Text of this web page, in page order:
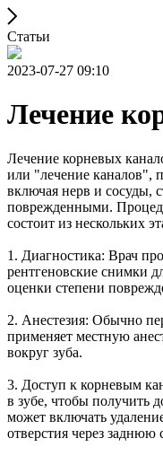
Статьи
2023-07-27 09:10
Лечение
Лечение корневых
или "лечение каналов",
включая нерв и сосуды,
поврежденными.
состоит из нескольких
1. Диагностика: Врач
рентгеновские снимки
оценки степени
2. Анестезия: Обычно
применяет местную
вокруг зуба.
3. Доступ к корневым
в зубе, чтобы получить
может включать
отверстия через заднюю